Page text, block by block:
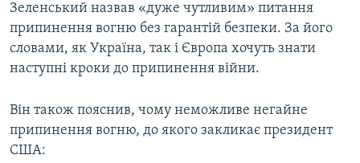
Зеленський назвав «дуже чутливим» питання
припинення вогню без гарантій безпеки. За його
словами, як Україна, так і Європа хочуть знати
наступні кроки до припинення війни.
Він також пояснив, чому неможливе негайне
припинення вогню, до якого закликає президент
США: